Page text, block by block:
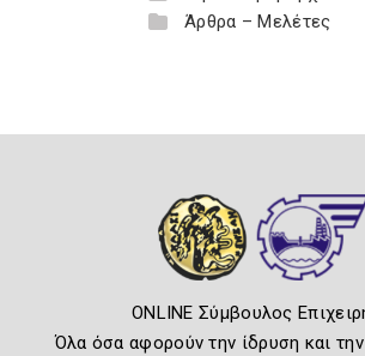
Άρθρα – Μελέτες
ONLINE Σύμβουλος
Όλα όσα αφορούν την ίδρυση και την